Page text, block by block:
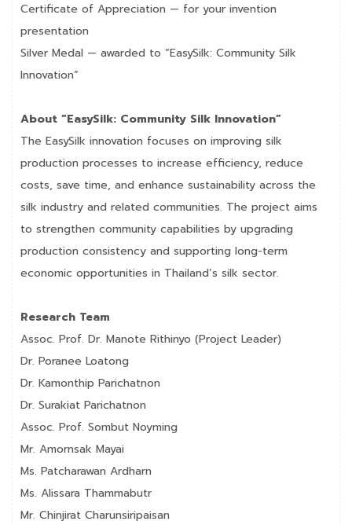
Certificate of Appreciation — for your invention
presentation
Silver Medal — awarded to “EasySilk: Community Silk
Innovation”
About “EasySilk: Community Silk Innovation”
The EasySilk innovation focuses on improving silk
production processes to increase efficiency, reduce
costs, save time, and enhance sustainability across the
silk industry and related communities. The project aims
to strengthen community capabilities by upgrading
production consistency and supporting long-term
economic opportunities in Thailand’s silk sector.
Research Team
Assoc. Prof. Dr. Manote Rithinyo (Project Leader)
Dr. Poranee Loatong
Dr. Kamonthip Parichatnon
Dr. Surakiat Parichatnon
Assoc. Prof. Sombut Noyming
Mr. Amornsak Mayai
Ms. Patcharawan Ardharn
Ms. Alissara Thammabutr
Mr. Chinjirat Charunsiripaisan